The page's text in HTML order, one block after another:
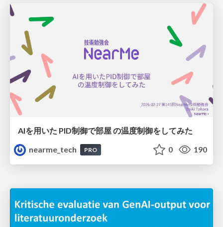
AIを用いた PID制御で部屋 の温度制御をしてみた
nearme_tech
PRO 0 190